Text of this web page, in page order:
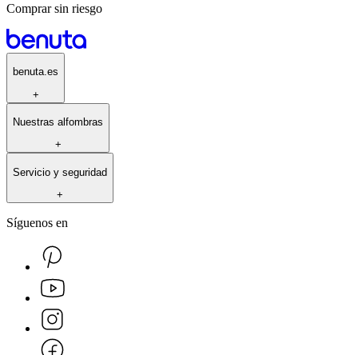
Comprar sin riesgo
benuta.es
+
Nuestras alfombras
+
Servicio y seguridad
+
Síguenos en